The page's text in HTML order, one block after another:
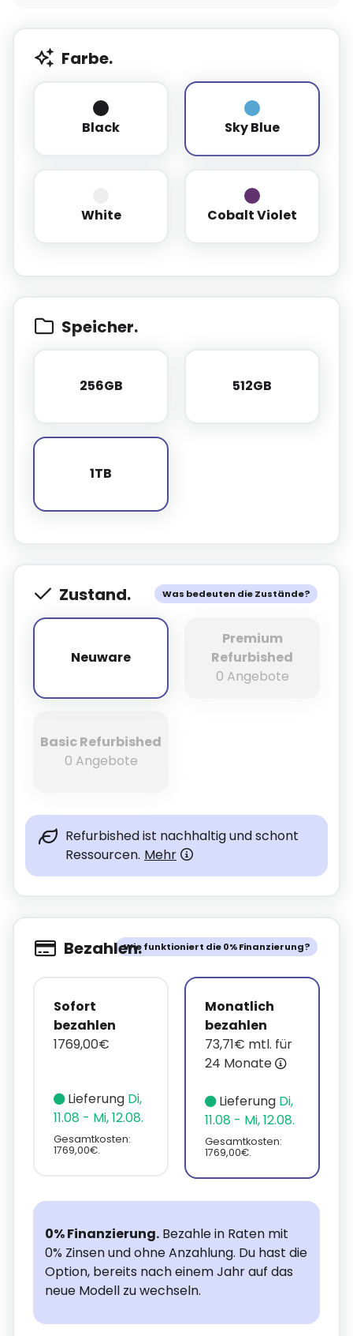
Farbe.
Black
Black Sky Blue
Sky Blue
White
White Cobalt Violet
Cobalt Violet
Speicher.
256GB
256GB 512GB
512GB
1TB
1TB
Was bedeuten die Zustände?
Zustand.
Neuware
Neuware
Premium
Refurbished
0 Angebote
Basic Refurbished
0 Angebote
Refurbished ist nachhaltig und schont
Ressourcen. Mehr
Wie funktioniert die 0% Finanzierung?
Bezahlen.
Sofort
bezahlen
1769,00€
Lieferung Di,
11.08 - Mi, 12.08.
Gesamtkosten:
1769,00€.
Monatlich
bezahlen
73,71€ mtl. für
24 Monate
Lieferung Di,
11.08 - Mi, 12.08.
Gesamtkosten:
1769,00€.
0% Finanzierung. Bezahle in Raten mit
0% Zinsen und ohne Anzahlung. Du hast die
Option, bereits nach einem Jahr auf das
neue Modell zu wechseln.